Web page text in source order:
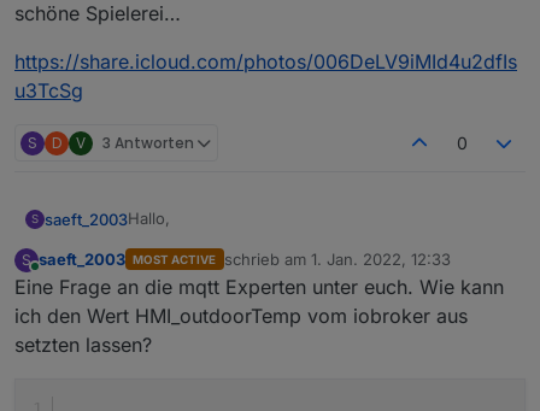
schöne Spielerei…
https://share.icloud.com/photos/006DeLV9iMId4u2dfIs
u3TcSg
S D V 3 Antworten 0
S saeft_2003Hallo,
Ich wollte euch fragen ob das jemand von euch
schon zusammen mit Tasmota im Einsatz hat? Evtl
könnte man sich hier etwas dazu austauschen.
S
Online
saeft_2003 MOST ACTIVE schrieb am 1. Jan. 2022, 12:33
zuletzt editiert von
Eine Frage an die mqtt Experten unter euch. Wie kann
ich den Wert HMI_outdoorTemp vom iobroker aus
setzten lassen?